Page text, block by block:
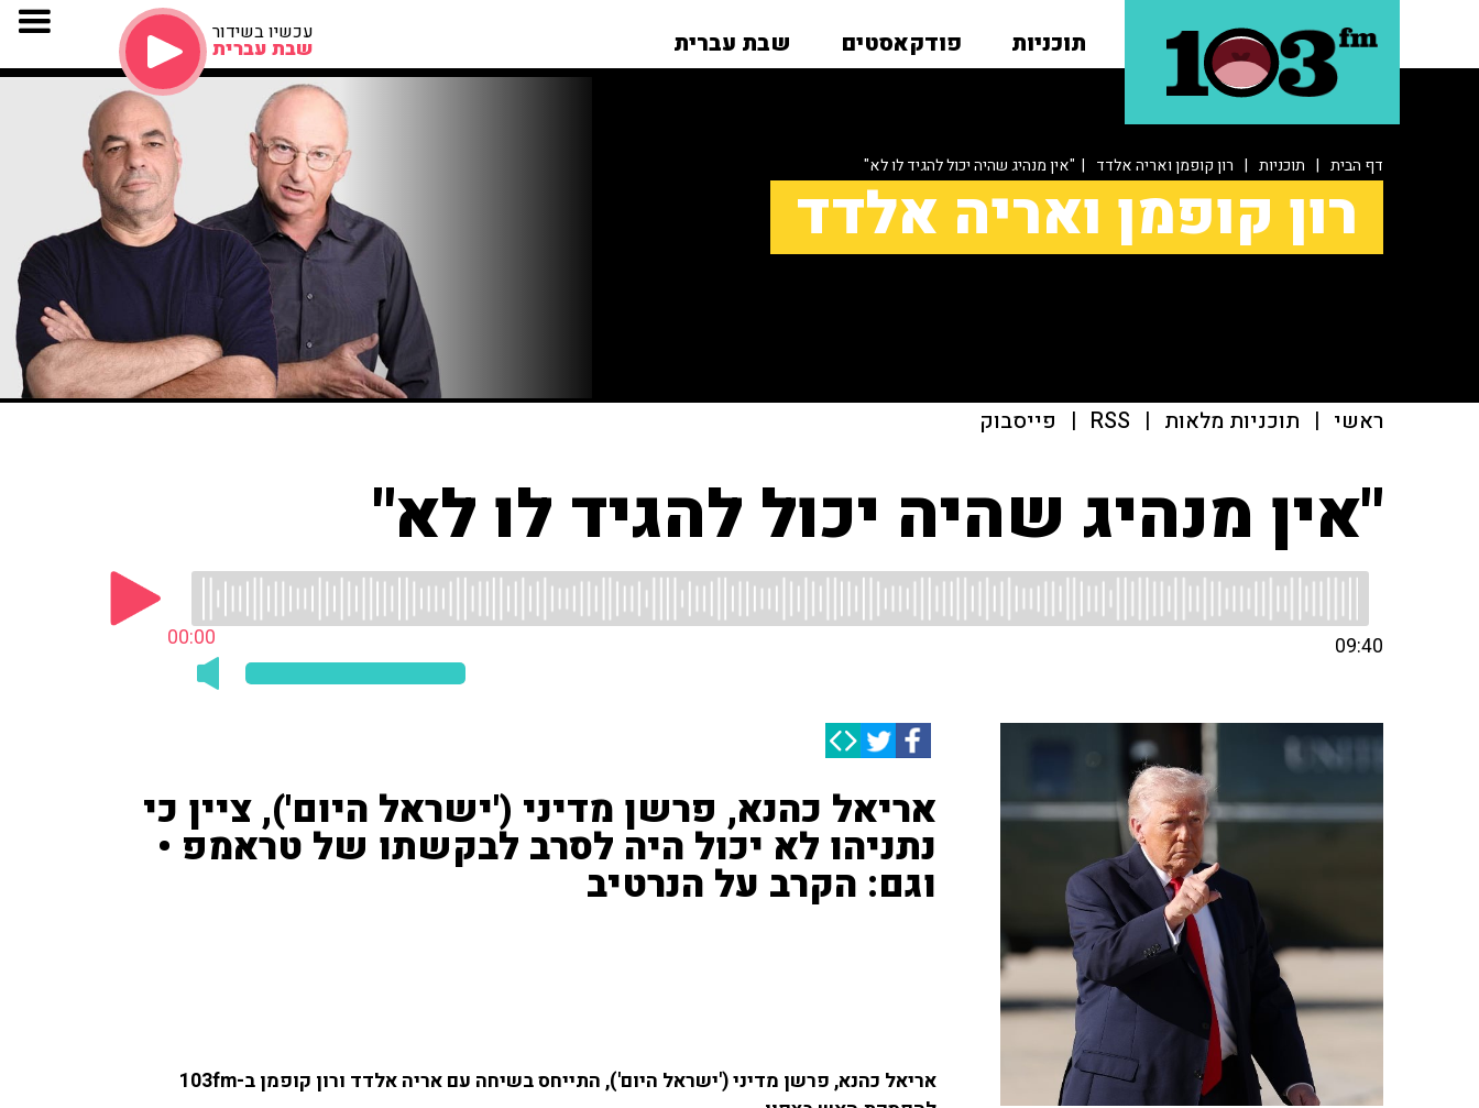
תוכניות פודקאסטים שבת עברית עכשיו בשידור
שבת עברית
דף הבית | תוכניות | רון קופמן ואריה אלדד | "אין מנהיג שהיה יכול להגיד לו לא"
רון קופמן ואריה אלדד
ראשי | תוכניות מלאות |
RSS
| פייסבוק
"אין מנהיג שהיה יכול להגיד לו לא"
00:00 09:40
אריאל כהנא, פרשן מדיני ('ישראל היום'), ציין כי
נתניהו לא יכול היה לסרב לבקשתו של טראמפ •
וגם: הקרב על הנרטיב
אריאל כהנא, פרשן מדיני ('ישראל היום'), התייחס בשיחה עם אריה אלדד ורון קופמן ב-103fm